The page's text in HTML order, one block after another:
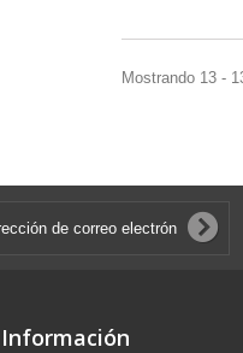
Mostrando 13 -
Información